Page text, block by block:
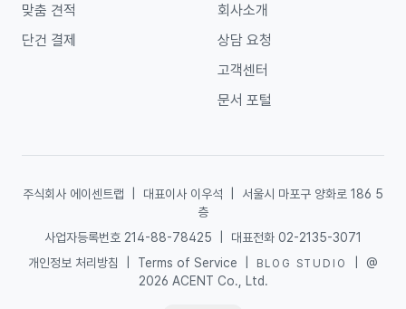
맞춤 견적
단건 결제
회사소개
상담 요청
고객센터
문서 포털
주식회사 에이센트랩 대표이사 이우석
서울시 마포구 양화로 186 5
층
사업자등록번호 214-88-78425
대표전화 02-2135-3071
개인정보 처리방침
Terms of Service BLOG STUDIO
@
2026 ACENT Co., Ltd.